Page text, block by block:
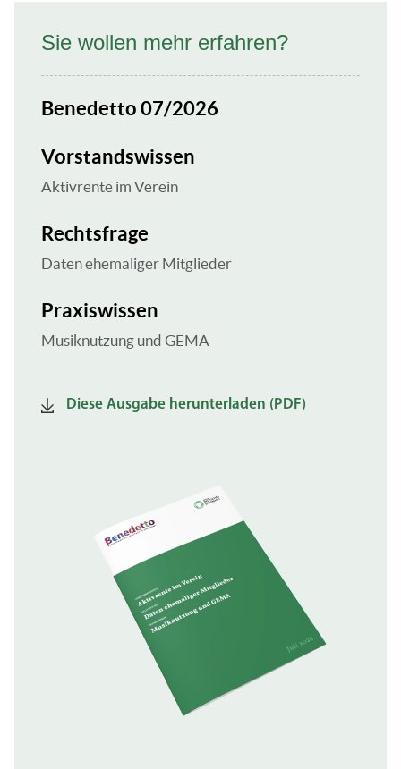
Sie wollen mehr erfahren?
Benedetto 07/2026
Vorstandswissen
Aktivrente im Verein
Rechtsfrage
Daten ehemaliger Mitglieder
Praxiswissen
Musiknutzung und GEMA
Diese Ausgabe herunterladen (PDF)